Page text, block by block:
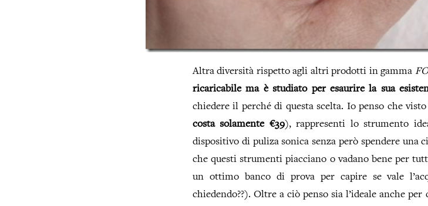
Altra diversità rispetto agli altri prodotti in gamma
ricaricabile ma è studiato per esaurire la sua
chiedere il perché di questa scelta. Io penso che
costa solamente €39), rappresenti lo strumento
dispositivo di puliza sonica senza però spendere una
che questi strumenti piacciano o vadano bene per
un ottimo banco di prova per capire se vale
chiedendo??). Oltre a ciò penso sia l’ideale anche